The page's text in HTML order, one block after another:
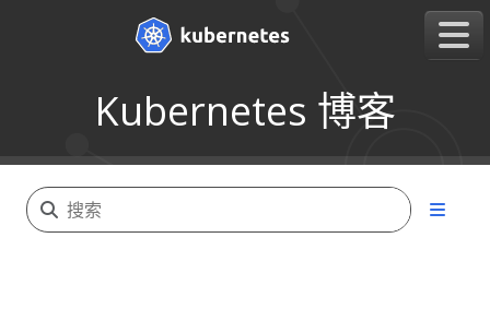
Kubernetes 博客